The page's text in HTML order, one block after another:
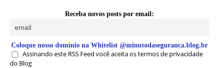
Receba novos posts por email:
Coloque nosso domínio na Whitelist @minutodaseguranca.blog.br
Assinando este RSS Feed você aceita os termos de privacidade
do Blog